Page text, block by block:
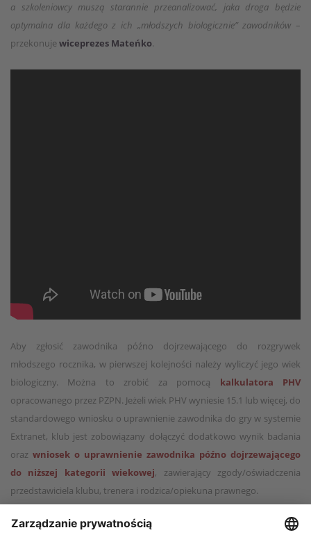
a szkoleniowcy muszą starannie przeanalizować, jaka droga będzie
optymalna dla każdego z ich „młodszych biologicznie” zawodników –
przekonuje wiceprezes Mateńko.
Aby zgłosić zawodnika późno dojrzewającego do rozgrywek
młodszego rocznika, w pierwszej kolejności należy wyliczyć jego wiek
biologiczny. Można to zrobić za pomocą
kalkulatora PHV
opracowanego przez PZPN. Jeżeli wiek PHV wyniesie 15.1 lub więcej, do
standardowego wniosku o uprawnienie zawodnika do gry w systemie
Extranet, klub jest zobowiązany dołączyć dodatkowo wynik badania
oraz wniosek o uprawnienie zawodnika późno dojrzewającego
do niższej kategorii wiekowej, zawierający zgody/oświadczenia
przedstawiciela klubu, trenera i rodzica/opiekuna prawnego.
DOKUMENTY: